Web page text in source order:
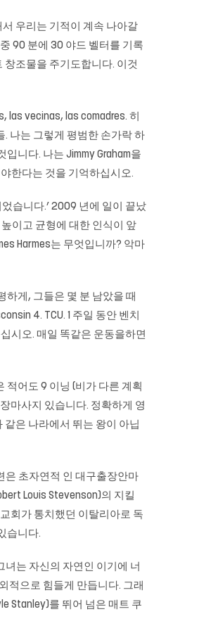
우리는 기적이 계속 나아갈
90 분에 30 야드 벨터를 기록
창조물을 주기도합니다. 이것
las vecinas, las comadres. 히
나는 그렇게 평범한 손가락 하
니다. 나는 Jimmy Graham을
한다는 것을 기억하십시오.
습니다.’ 2009 년에 일이 끝났
이고 균형에 대한 인식이 앞
Harmes는 무엇입니까? 악마
하게, 그들은 몇 분 남았을 때
4. TCU. 1 주일 동안 벤치
시오. 매일 똑같은 운동을하면
적어도 9 이닝 (비가 다른 계획
마사지 있습니다. 정확하게 영
은 나라에서 뛰는 왕이 아닙
은 초자연적 인 대구출장안마
Louis Stevenson)의 지킬
회가 통치했던 이탈리아로 독
습니다.
는 자신의 자연인 이기에 너
적으로 힘들게 만듭니다. 그래
Stanley)를 뛰어 넘은 매트 쿠